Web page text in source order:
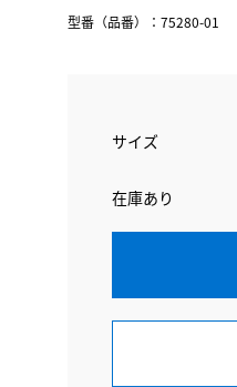
型番（品番）：75280-01
サイズ
在庫あり